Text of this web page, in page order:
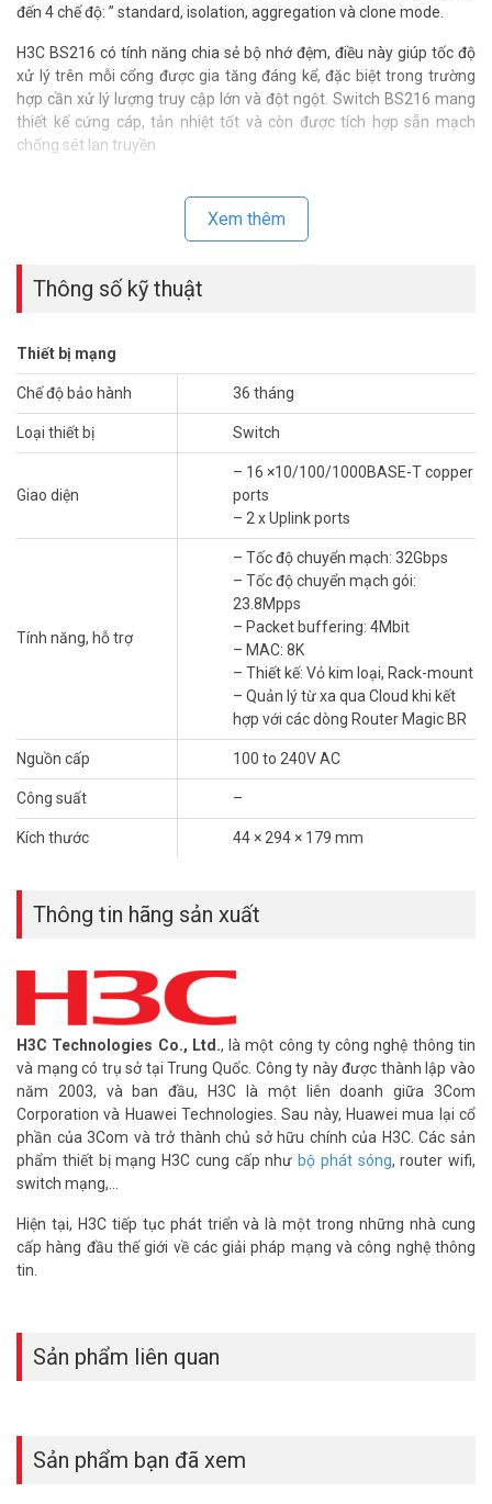
đến 4 chế độ: ” standard, isolation, aggregation và clone mode.
H3C BS216 có tính năng chia sẻ bộ nhớ đệm, điều này giúp tốc độ
xử lý trên mỗi cổng được gia tăng đáng kể, đặc biệt trong trường
hợp cần xử lý lượng truy cập lớn và đột ngột. Switch BS216 mang
thiết kế cứng cáp, tản nhiệt tốt và còn được tích hợp sẵn mạch
chống sét lan truyền
– 2 x Uplink ports
– Tốc độ chuyển mạch: 32Gbps
– Packet buffering: 4Mbit
– MAC: 8K
– Thiết kế: Vỏ kim loại, Rack-mount
– Quản lý từ xa qua Cloud khi kết hợp với các dòng Router Magic
BR
– Nguồn cấp: 100 to 240V AC
– Xuất xứ: Trung Quốc.
Đặt mua hàng Online ngay hôm nay để được hỗ trợ giá tốt nhất.
Facebook Vuhoangtelecom
Xem thêm
Thông số kỹ thuật
Thiết bị mạng
Chế độ bảo hành 36 tháng
Loại thiết bị Switch
Giao diện
– 16 ×10/100/1000BASE-T copper
ports
– 2 x Uplink ports
Tính năng, hỗ trợ
– Tốc độ chuyển mạch: 32Gbps
– Tốc độ chuyển mạch gói:
23.8Mpps
– Packet buffering: 4Mbit
– MAC: 8K
– Thiết kế: Vỏ kim loại, Rack-mount
– Quản lý từ xa qua Cloud khi kết
hợp với các dòng Router Magic BR
Nguồn cấp 100 to 240V AC
Công suất –
Kích thước 44 × 294 × 179 mm
Thông tin hãng sản xuất
H3C Technologies Co., Ltd., là một công ty công nghệ thông tin
và mạng có trụ sở tại Trung Quốc. Công ty này được thành lập vào
năm 2003, và ban đầu, H3C là một liên doanh giữa 3Com
Corporation và Huawei Technologies. Sau này, Huawei mua lại cổ
phần của 3Com và trở thành chủ sở hữu chính của H3C. Các sản
phẩm thiết bị mạng H3C cung cấp như bộ phát sóng, router wifi,
switch mạng,…
Hiện tại, H3C tiếp tục phát triển và là một trong những nhà cung
cấp hàng đầu thế giới về các giải pháp mạng và công nghệ thông
tin.
Sản phẩm liên quan
Sản phẩm bạn đã xem